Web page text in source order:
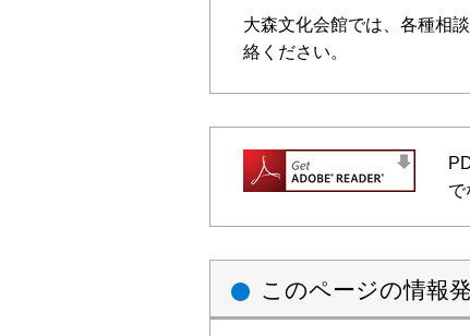
大森文化会館では、各種相
絡ください。
で
このページの情報